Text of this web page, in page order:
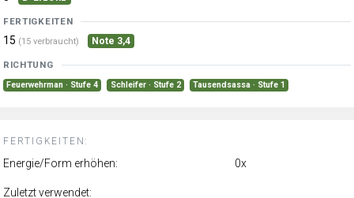
FERTIGKEITEN
15 (15 verbraucht) Note 3,4
RICHTUNG
Feuerwehrman · Stufe 4 Schleifer · Stufe 2 Tausendsassa · Stufe 1
FERTIGKEITEN:
Energie/Form erhöhen: 0x
Zuletzt verwendet: